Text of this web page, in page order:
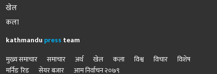
खेल
कला
kathmandu press team
मुख्य समाचार
समाचार अर्थ खेल कला विश्व विचार
विशेष
मर्निङ रिड
सेयर बजार आम निर्वाचन २०७९